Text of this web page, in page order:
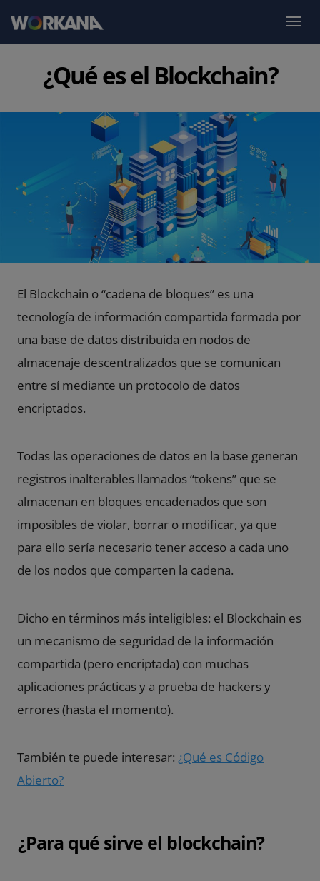
¿Qué es el Blockchain?
El Blockchain o “cadena de bloques” es una
tecnología de información compartida formada por
una base de datos distribuida en nodos de
almacenaje descentralizados que se comunican
entre sí mediante un protocolo de datos
encriptados.
Todas las operaciones de datos en la base generan
registros inalterables llamados “tokens” que se
almacenan en bloques encadenados que son
imposibles de violar, borrar o modificar, ya que
para ello sería necesario tener acceso a cada uno
de los nodos que comparten la cadena.
Dicho en términos más inteligibles: el Blockchain es
un mecanismo de seguridad de la información
compartida (pero encriptada) con muchas
aplicaciones prácticas y a prueba de hackers y
errores (hasta el momento).
También te puede interesar: ¿Qué es Código
Abierto?
¿Para qué sirve el blockchain?